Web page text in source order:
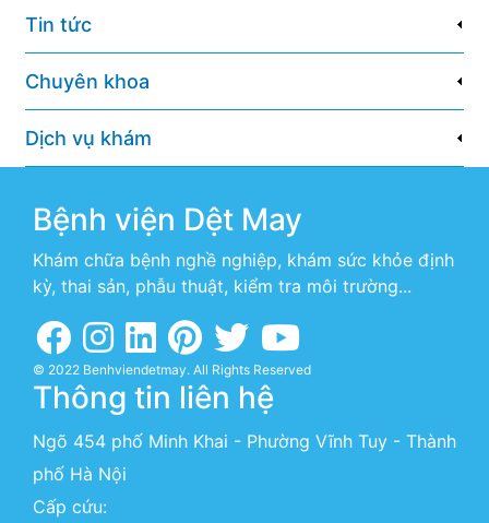
Tin tức
Chuyên khoa
Dịch vụ khám
Bệnh viện Dệt May
Khám chữa bệnh nghề nghiệp, khám sức khỏe định
kỳ, thai sản, phẫu thuật, kiểm tra môi trường...
© 2022 Benhviendetmay. All Rights Reserved
Thông tin liên hệ
Ngõ 454 phố Minh Khai - Phường Vĩnh Tuy - Thành
phố Hà Nội
Cấp cứu: